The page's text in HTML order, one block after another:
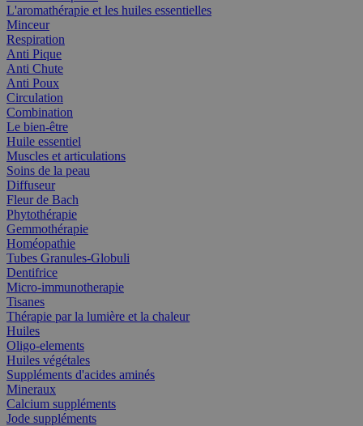
L'aromathérapie et les huiles essentielles
Minceur
Respiration
Anti Pique
Anti Chute
Anti Poux
Circulation
Combination
Le bien-être
Huile essentiel
Muscles et articulations
Soins de la peau
Diffuseur
Fleur de Bach
Phytothérapie
Gemmothérapie
Homéopathie
Tubes Granules-Globuli
Dentifrice
Micro-immunotherapie
Tisanes
Thérapie par la lumière et la chaleur
Huiles
Oligo-elements
Huiles végétales
Suppléments d'acides aminés
Mineraux
Calcium suppléments
Jode suppléments